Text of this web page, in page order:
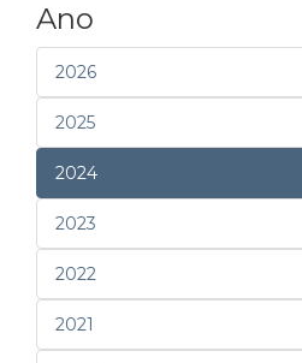
Ano
2026
2025
2024
2023
2022
2021